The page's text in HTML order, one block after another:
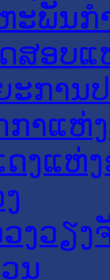
ະພັນກ
ສອບແ
ະການ
ກາແຫ່
ດງແຫ່
ງວຽງ
ນ